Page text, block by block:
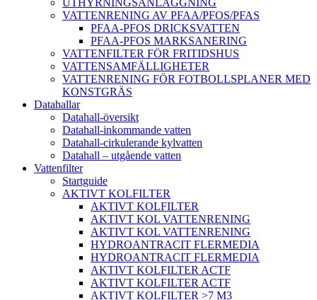
VATTENRENING AV PFAA/PFOS/PFAS
PFAA-PFOS DRICKSVATTEN
PFAA-PFOS MARKSANERING
VATTENFILTER FÖR FRITIDSHUS
VATTENSAMFÄLLIGHETER
VATTENRENING FÖR FOTBOLLSPLANER MED
KONSTGRÄS
Datahallar
Datahall-översikt
Datahall-inkommande vatten
Datahall-cirkulerande kylvatten
Datahall – utgående vatten
Vattenfilter
Startguide
AKTIVT KOLFILTER
AKTIVT KOLFILTER
AKTIVT KOL VATTENRENING
AKTIVT KOL VATTENRENING
HYDROANTRACIT FLERMEDIA
HYDROANTRACIT FLERMEDIA
AKTIVT KOLFILTER ACTF
AKTIVT KOLFILTER ACTF
AKTIVT KOLFILTER >7 M3